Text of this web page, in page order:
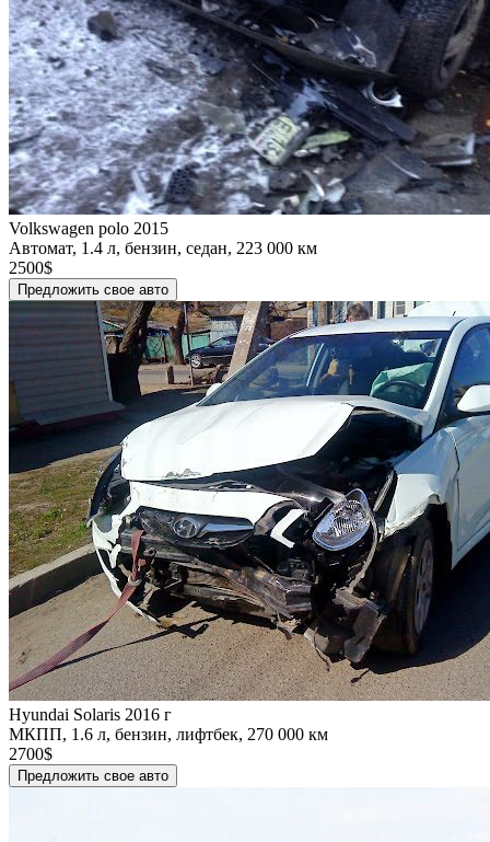
Volkswagen polo 2015
Автомат, 1.4 л, бензин, седан, 223 000 км
2500$
Предложить свое авто
Hyundai Solaris 2016 г
МКПП, 1.6 л, бензин, лифтбек, 270 000 км
2700$
Предложить свое авто